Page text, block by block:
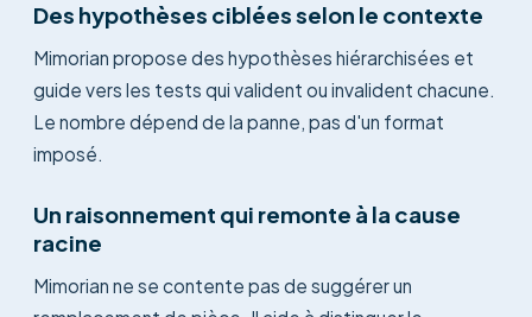
Des hypothèses ciblées selon le contexte
Mimorian propose des hypothèses hiérarchisées et
guide vers les tests qui valident ou invalident chacune.
Le nombre dépend de la panne, pas d'un format
imposé.
Un raisonnement qui remonte à la cause
racine
Mimorian ne se contente pas de suggérer un